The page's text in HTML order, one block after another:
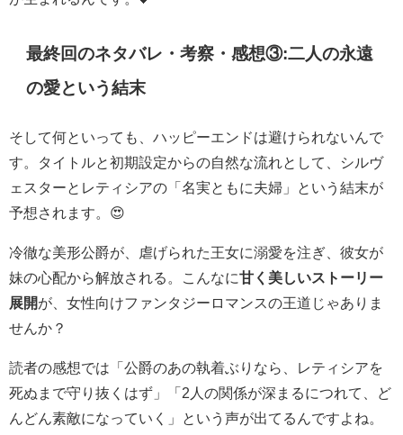
最終回のネタバレ・考察・感想③:二人の永遠
の愛という結末
そして何といっても、ハッピーエンドは避けられないんで
す。タイトルと初期設定からの自然な流れとして、シルヴ
ェスターとレティシアの「名実ともに夫婦」という結末が
予想されます。😍
冷徹な美形公爵が、虐げられた王女に溺愛を注ぎ、彼女が
妹の心配から解放される。こんなに甘く美しいストーリー
展開が、女性向けファンタジーロマンスの王道じゃありま
せんか？
読者の感想では「公爵のあの執着ぶりなら、レティシアを
死ぬまで守り抜くはず」「2人の関係が深まるにつれて、ど
んどん素敵になっていく」という声が出てるんですよね。